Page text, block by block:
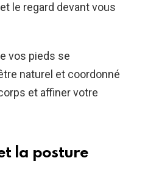
le regard devant vous
vos pieds se
naturel et coordonné
et affiner votre
la posture